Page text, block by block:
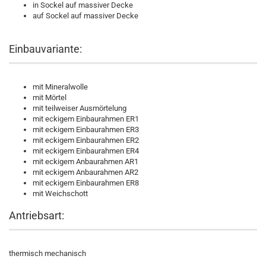
in Sockel auf massiver Decke
auf Sockel auf massiver Decke
Einbauvariante:
mit Mineralwolle
mit Mörtel
mit teilweiser Ausmörtelung
mit eckigem Einbaurahmen ER1
mit eckigem Einbaurahmen ER3
mit eckigem Einbaurahmen ER2
mit eckigem Einbaurahmen ER4
mit eckigem Anbaurahmen AR1
mit eckigem Anbaurahmen AR2
mit eckigem Einbaurahmen ER8
mit Weichschott
Antriebsart:
thermisch mechanisch